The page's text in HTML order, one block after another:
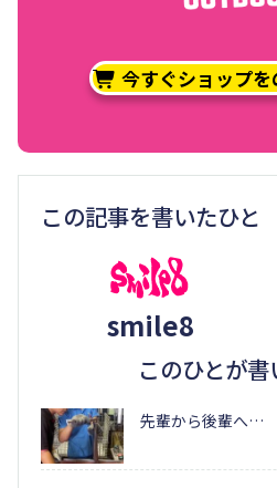
今すぐショップ
この記事を書いたひと
smile8
このひとが
先輩から後輩へ…